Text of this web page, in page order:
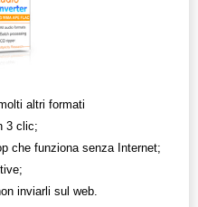
altri formati
3 clic;
che funziona senza Internet;
inviarli sul web.